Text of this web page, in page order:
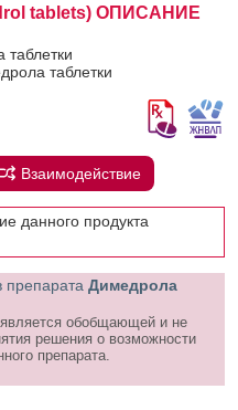
tablets) ОПИСАНИЕ
таблетки
таблетки
Взаимодействие
данного продукта
препарата Димедрола
обобщающей и не
решения о возможности
препарата.